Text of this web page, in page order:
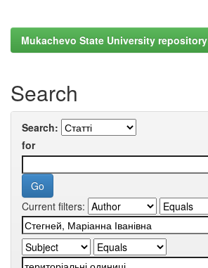
Mukachevo State University repository
Search
Search:
for
Current filters: